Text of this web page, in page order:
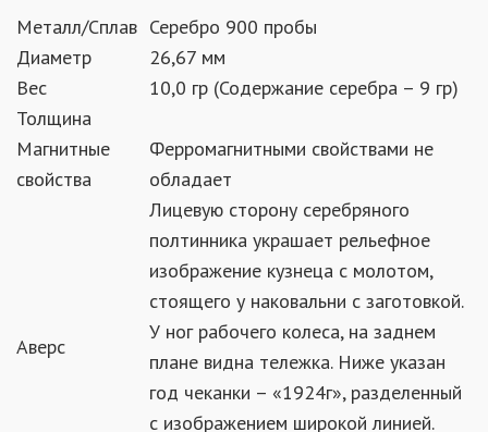
Металл/Сплав Серебро 900 пробы
Диаметр
26,67 мм
Вес
10,0 гр (Содержание серебра – 9 гр)
Толщина
Магнитные
свойства
Ферромагнитными свойствами не
обладает
Аверс
Лицевую сторону серебряного
полтинника украшает рельефное
изображение кузнеца с молотом,
стоящего у наковальни с заготовкой.
У ног рабочего колеса, на заднем
плане видна тележка. Ниже указан
год чеканки – «1924г», разделенный
с изображением широкой линией.